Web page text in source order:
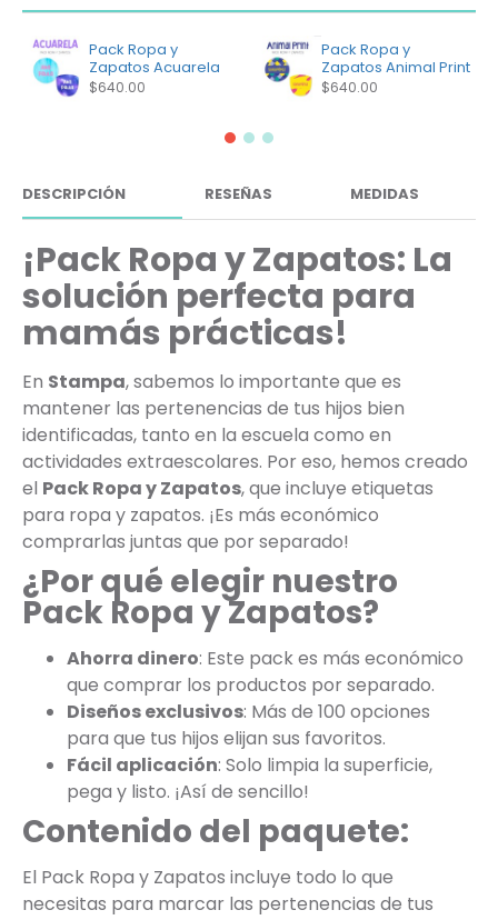
Pack Ropa y
Zapatos Acuarela
$640.00
Pack Ropa y
Zapatos Animal Print
$640.00
DESCRIPCIÓN RESEÑAS MEDIDAS
¡Pack Ropa y Zapatos: La
solución perfecta para
mamás prácticas!
En Stampa, sabemos lo importante que es
mantener las pertenencias de tus hijos bien
identificadas, tanto en la escuela como en
actividades extraescolares. Por eso, hemos creado
el Pack Ropa y Zapatos, que incluye etiquetas
para ropa y zapatos. ¡Es más económico
comprarlas juntas que por separado!
¿Por qué elegir nuestro
Pack Ropa y Zapatos?
Ahorra dinero: Este pack es más económico
que comprar los productos por separado.
Diseños exclusivos: Más de 100 opciones
para que tus hijos elijan sus favoritos.
Fácil aplicación: Solo limpia la superficie,
pega y listo. ¡Así de sencillo!
Contenido del paquete:
El Pack Ropa y Zapatos incluye todo lo que
necesitas para marcar las pertenencias de tus